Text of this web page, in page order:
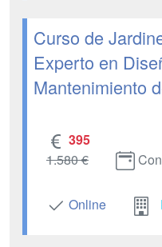
Curso de
Experto en
Mantenimiento
395
1.580 €
Online